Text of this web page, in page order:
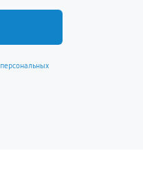
персональных